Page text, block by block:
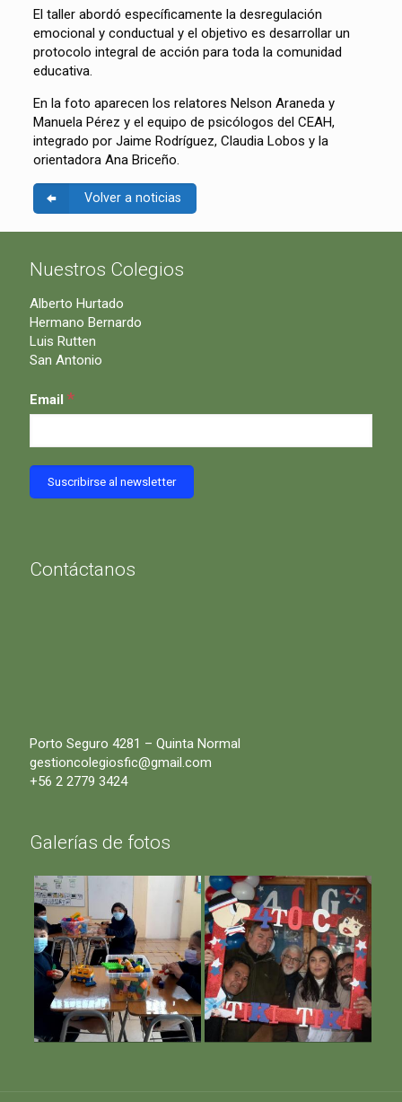
El taller abordó específicamente la desregulación
emocional y conductual y el objetivo es desarrollar un
protocolo integral de acción para toda la comunidad
educativa.
En la foto aparecen los relatores Nelson Araneda y
Manuela Pérez y el equipo de psicólogos del CEAH,
integrado por Jaime Rodríguez, Claudia Lobos y la
orientadora Ana Briceño.
Volver a noticias
Nuestros Colegios
Alberto Hurtado
Hermano Bernardo
Luis Rutten
San Antonio
Email *
Contáctanos
Porto Seguro 4281 – Quinta Normal
gestioncolegiosfic@gmail.com
+56 2 2779 3424
Galerías de fotos